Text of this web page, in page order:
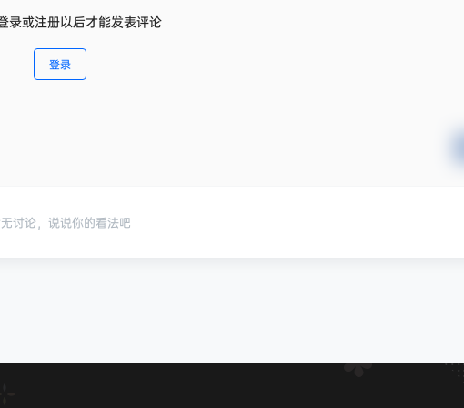
录或注册以后才能发表评论
登录
讨论，说说你的看法吧